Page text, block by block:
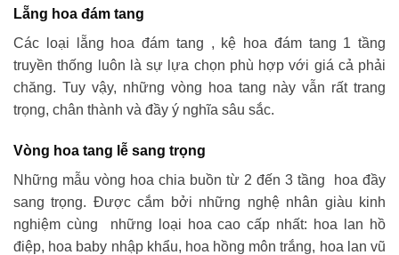
Lẵng hoa đám tang
Các loại lẵng hoa đám tang , kệ hoa đám tang 1 tầng
truyền thống luôn là sự lựa chọn phù hợp với giá cả phải
chăng. Tuy vậy, những vòng hoa tang này vẫn rất trang
trọng, chân thành và đầy ý nghĩa sâu sắc.
Vòng hoa tang lễ sang trọng
Những mẫu vòng hoa chia buồn từ 2 đến 3 tầng hoa đầy
sang trọng. Được cắm bởi những nghệ nhân giàu kinh
nghiệm cùng những loại hoa cao cấp nhất: hoa lan hồ
điệp, hoa baby nhập khẩu, hoa hồng môn trắng, hoa lan vũ